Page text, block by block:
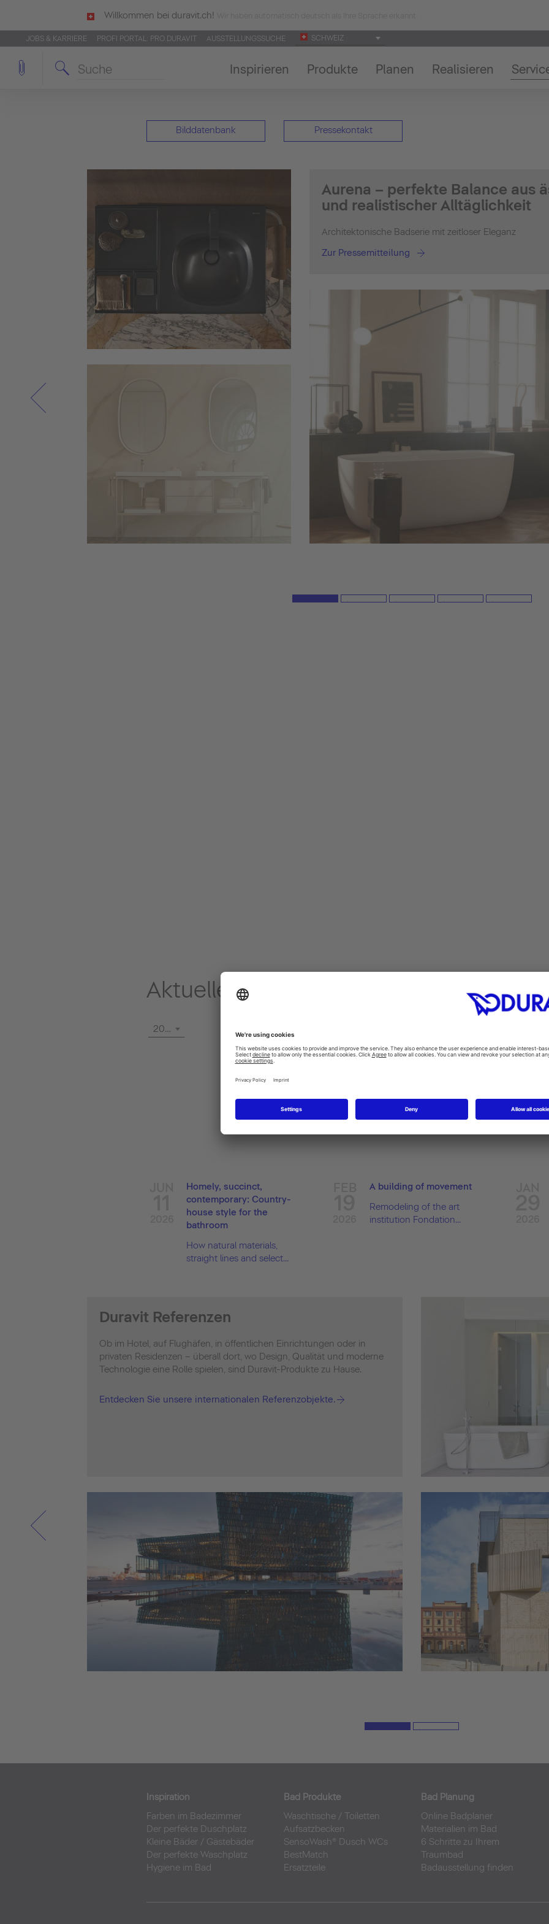
Willkommen bei duravit.ch!
JOBS & KARRIERE PROFI PORTAL: PRO.DURAVIT AUSSTELLUNGSSUCHE SCHWEIZ
Inspirieren Produkte Planen Realisieren
Bilddatenbank Pressekontakt
Aurena – perfekte Balance aus
und realistischer Alltäglichkeit
Architektonische Badserie mit zeitloser Eleganz
Zur Pressemitteilung
Aktuelle Pressemitteilungen
2026
Homely, succinct,
contemporary: Country-
house style for the
bathroom
How natural materials,
straight lines and select...
A building of movement
Remodeling of the art
institution Fondation...
Duravit Referenzen
Ob im Hotel, auf Flughäfen, in öffentlichen Einrichtungen oder in
privaten Residenzen – überall dort, wo Design, Qualität und moderne
Technologie eine Rolle spielen, sind Duravit-Produkte zu Hause.
Entdecken Sie unsere internationalen Referenzobjekte.
Inspiration
Farben im Badezimmer
Der perfekte Duschplatz
Kleine Bäder / Gästebäder
Der perfekte Waschplatz
Hygiene im Bad
Bad Produkte
Waschtische / Toiletten
Aufsatzbecken
SensoWash® Dusch WCs
BestMatch
Ersatzteile
Bad Planung
Online Badplaner
Materialien im Bad
6 Schritte zu Ihrem
Traumbad
Badausstellung finden